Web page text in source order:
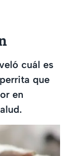
cuál es
que
en